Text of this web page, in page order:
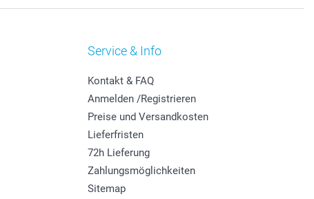
Service & Info
Kontakt & FAQ
Anmelden /Registrieren
Preise und Versandkosten
Lieferfristen
72h Lieferung
Zahlungsmöglichkeiten
Sitemap